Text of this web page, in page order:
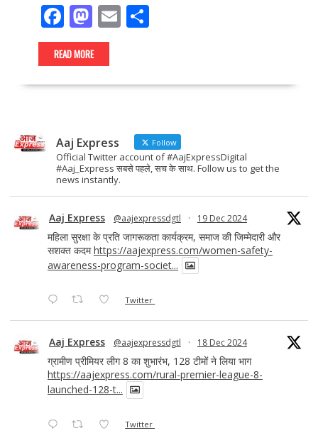
F
ac
e
b
k
M
as
to
d
E
l
S
e
READ MORE
Aaj Express Follow
Official Twitter account of #AajExpressDigital
#Aaj_Express सबसे पहले, सच के साथ. Follow us to get the
news instantly.
Aaj Express @aajexpressdgtl · 19 Dec 2024
महिला सुरक्षा के प्रति जागरूकता कार्यक्रम, समाज की जिम्मेदारी और
सशक्त कदमhttps://aajexpress.com/women-safety-
awareness-program-societ...
Twitter
Aaj Express @aajexpressdgtl · 18 Dec 2024
ग्रामीण प्रीमियर लीग 8 का शुभारंभ, 128 टीमों ने लिया भाग
https://aajexpress.com/rural-premier-league-8-
launched-128-t...
Twitter